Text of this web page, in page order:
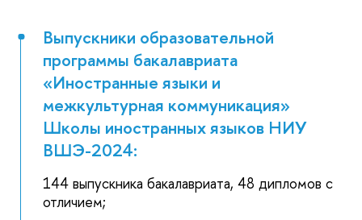
Выпускники образовательной
программы бакалавриата
«Иностранные языки и
межкультурная коммуникация»
Школы иностранных языков НИУ
ВШЭ-2024:
144 выпускника бакалавриата, 48 дипломов с
отличием;